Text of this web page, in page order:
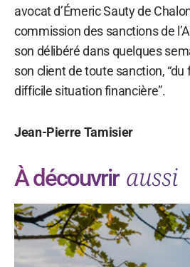
avocat d’Émeric Sauty de
commission des sanctions de
son délibéré dans quelques
son client de toute sanction,
difficile situation financière”.
Jean-Pierre Tamisier
À découvrir aussi